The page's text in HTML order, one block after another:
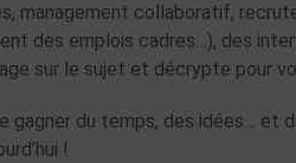
management collaboratif,
des emplois cadres…), des
sur le sujet et décrypte pour
gagner du temps, des idées… et
!